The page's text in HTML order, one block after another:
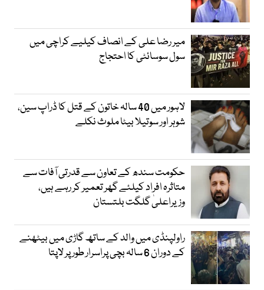
میر رضا علی کے انصاف کیلیے کراچی میں
سول سوسائٹی کا احتجاج
لاہور میں 40 سالہ خاتون کے قتل کا ڈراپ سین،
شوہر اور سوتیلا بیٹا ملوث نکلے
حکومت سندھ کے تعاون سے قدرتی آفات سے
متاثرہ افراد کیلئے گھر تعمیر کر رہے ہیں،
وزیراعلیٰ گلگت بلتستان
راولپنڈی میں والد کے ساتھ گاڑی میں بیٹھنے
کے دوران 6 سالہ بچی پراسرار طور پر لاپتا